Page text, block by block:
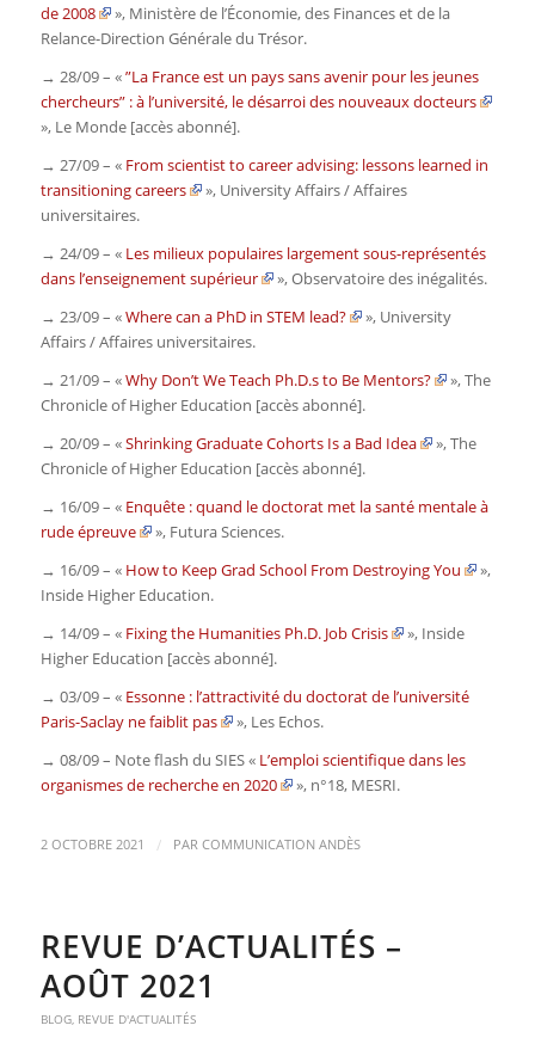
de 2008
», Ministère de l’Économie, des Finances et de la
Relance-Direction Générale du Trésor.
→ 28/09 – «”La France est un pays sans avenir pour les jeunes
chercheurs” : à l’université, le désarroi des nouveaux docteurs
»,Le Monde [accès abonné].
→ 27/09 – « From scientist to career advising: lessons learned in
transitioning careers
», University Affairs / Affaires
universitaires.
→ 24/09 – « Les milieux populaires largement sous-représentés
dans l’enseignement supérieur
»,Observatoire des inégalités.
→ 23/09 – «Where can a PhD in STEM lead? », University
Affairs / Affaires universitaires.
→ 21/09 – «Why Don’t We Teach Ph.D.s to Be Mentors? »,The
Chronicle of Higher Education [accès abonné].
→ 20/09 – «Shrinking Graduate Cohorts Is a Bad Idea »,The
Chronicle of Higher Education [accès abonné].
→ 16/09 – «Enquête : quand le doctorat met la santé mentale à
rude épreuve
», Futura Sciences.
→ 16/09 – «How to Keep Grad School From Destroying You
»,
Inside Higher Education.
→ 14/09 – «Fixing the Humanities Ph.D. Job Crisis », Inside
Higher Education [accès abonné].
→ 03/09 – «Essonne : l’attractivité du doctorat de l’université
Paris-Saclay ne faiblit pas
», Les Echos.
→ 08/09 – Note flash du SIES «L’emploi scientifique dans les
organismes de recherche en 2020
», n°18, MESRI.
2 OCTOBRE 2021 / PAR COMMUNICATION ANDÈS
REVUE D’ACTUALITÉS –
AOÛT 2021
BLOG, REVUE D'ACTUALITÉS